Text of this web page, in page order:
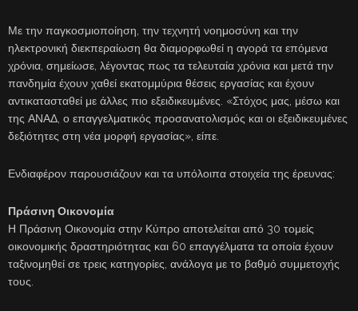
Με την παγκοσμιοποίηση, την τεχνητή νοημοσύνη και την
ηλεκτρονική διεκπεραίωση θα διαμορφωθεί η αγορά τα επόμενα
χρόνια, σημείωσε, λέγοντας πως τα τελευταία χρόνια και μετά την
πανδημία έχουν χαθεί εκατομμύρια θέσεις εργασίας και έχουν
αντικατασταθεί με άλλες πιο εξειδικευμένες. «Στόχος μας, μέσω και
της ΑΝΑΔ, ο επαγγελματικός προσανατολισμός και οι εξειδικευμένες
δεξιότητες στη νέα μορφή εργασίας», είπε.
Ενδιαφέρον παρουσιάζουν και τα υπόλοιπα στοιχεία της έρευνας:
Πράσινη Οικονομία
Η Πράσινη Οικονομία στην Κύπρο αποτελείται από 30 τομείς
οικονομικής δραστηριότητας και 60 επαγγέλματα τα οποία έχουν
ταξινομηθεί σε τρεις κατηγορίες, ανάλογα με το βαθμό συμμετοχής
τους.